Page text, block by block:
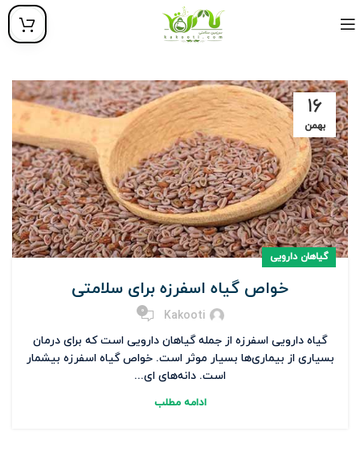
۱۶
بهمن
گیاهان دارویی
خواص گیاه اسفرزه برای سلامتی
Kakooti
0
گیاه دارویی اسفرزه از جمله گیاهان دارویی است که برای درمان
بسیاری از بیماری‌ها بسیار موثر است. خواص گیاه اسفرزه بیشمار
است. دانه‌های ای...
ادامه مطلب